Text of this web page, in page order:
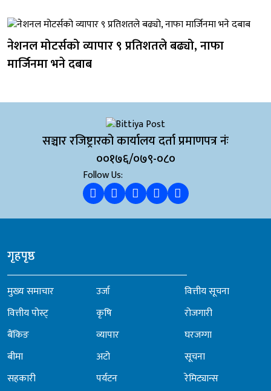
नेशनल मोटर्सको व्यापार ९ प्रतिशतले बढ्यो, नाफा
मार्जिनमा भने दबाब
सञ्चार रजिष्ट्रारको कार्यालय दर्ता प्रमाणपत्र नंः
००१७६/०७९-०८०
Follow Us:
गृहपृष्ठ
मुख्य समाचार
वित्तीय पोस्ट्
बैंकिङ
बीमा
सहकारी
उर्जा
कृषि
व्यापार
अटो
पर्यटन
वित्तीय सूचना
रोजगारी
घरजग्गा
सूचना
रेमिट्यान्स